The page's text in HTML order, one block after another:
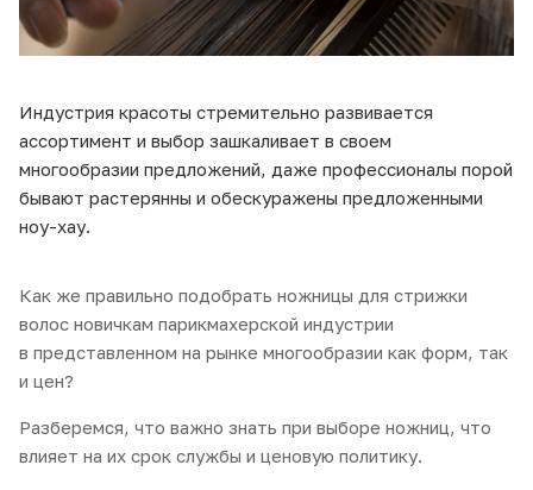
Индустрия красоты стремительно развивается
ассортимент и выбор зашкаливает в своем
многообразии предложений, даже профессионалы порой
бывают растерянны и обескуражены предложенными
ноу-хау.
Как же правильно подобрать ножницы для стрижки
волос новичкам парикмахерской индустрии
в представленном на рынке многообразии как форм, так
и цен?
Разберемся, что важно знать при выборе ножниц, что
влияет на их срок службы и ценовую политику.